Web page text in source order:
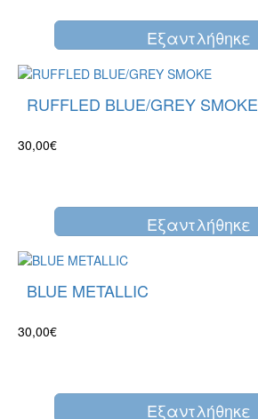
Eξαντλήθηκε
RUFFLED BLUE/GREY SMOKE
30,00€
Eξαντλήθηκε
BLUE METALLIC
30,00€
Eξαντλήθηκε